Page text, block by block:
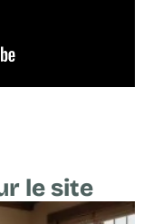
le site